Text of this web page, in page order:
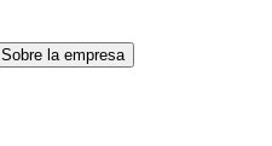
Sobre la empresa